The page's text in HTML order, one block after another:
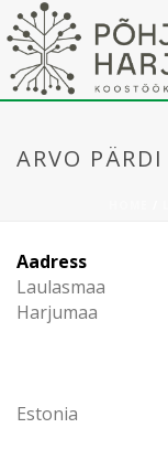
ARVO PÄRDI
Aadress
Laulasmaa
Harjumaa
Estonia